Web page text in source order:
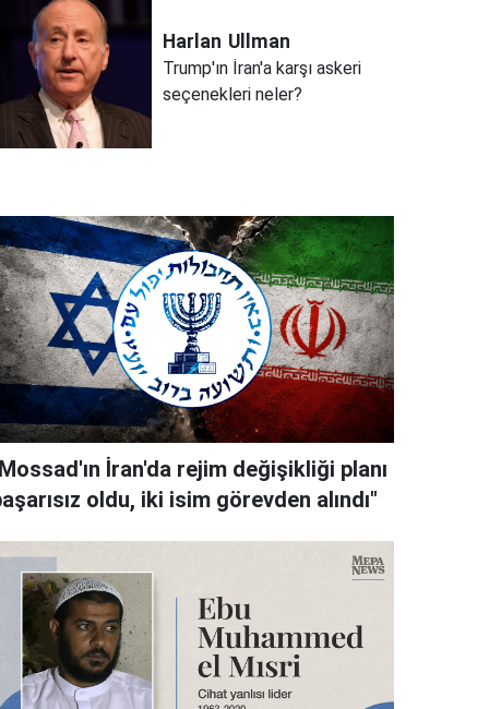
Harlan Ullman
Trump'ın İran'a karşı askeri
seçenekleri neler?
İran'da rejim değişikliği planı
oldu, iki isim görevden alındı"